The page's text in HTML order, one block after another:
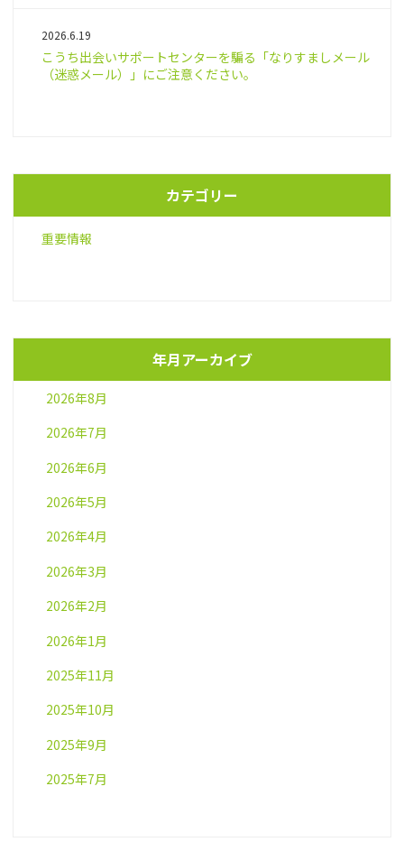
2026.6.19
こうち出会いサポートセンターを騙る「なりすましメール
（迷惑メール）」にご注意ください。
カテゴリー
重要情報
年月アーカイブ
2026年8月
2026年7月
2026年6月
2026年5月
2026年4月
2026年3月
2026年2月
2026年1月
2025年11月
2025年10月
2025年9月
2025年7月